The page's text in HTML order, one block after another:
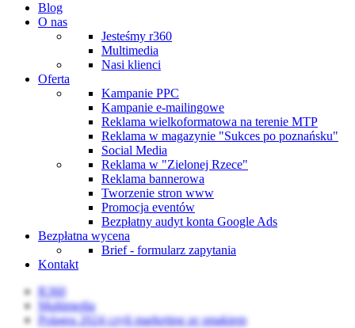
Blog
O nas
Jesteśmy r360
Multimedia
Nasi klienci
Oferta
Kampanie PPC
Kampanie e-mailingowe
Reklama wielkoformatowa na terenie MTP
Reklama w magazynie "Sukces po poznańsku"
Social Media
Reklama w "Zielonej Rzece"
Reklama bannerowa
Tworzenie stron www
Promocja eventów
Bezpłatny audyt konta Google Ads
Bezpłatna wycena
Brief - formularz zapytania
Kontakt
R360
Multimedia
Polagra 2024 czyli marketing ze smakiem